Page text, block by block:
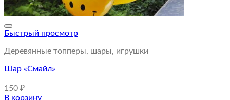
Быстрый просмотр
Деревянные топперы, шары, игрушки
Шар «Смайл»
150 ₽
В корзину